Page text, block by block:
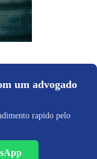
um advogado
rapido pelo